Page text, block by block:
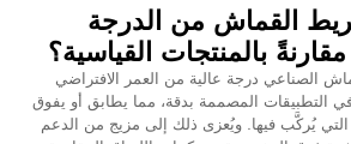
القماش من الدرجة
بالمنتجات القياسية؟
الصناعي درجة عالية من العمر الافتراضي
١٠ و٢٠ عامًا في التطبيقات المصممة بدقة، مما يطابق أو يفوق
يُركَّب فيها. ويُعزى ذلك إلى مزيج من الدعم